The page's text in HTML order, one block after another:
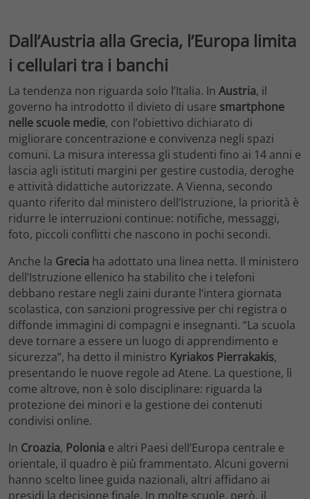
Dall’Austria alla Grecia, l’Europa limita
i cellulari tra i banchi
La tendenza non riguarda solo l’Italia. In Austria, il
governo ha introdotto il divieto di usare smartphone
nelle scuole medie, con l’obiettivo dichiarato di
migliorare concentrazione e convivenza negli spazi
comuni. La misura interessa gli studenti fino ai 14 anni e
lascia agli istituti margini per gestire custodia, deroghe
e attività didattiche autorizzate. A Vienna, secondo
quanto riferito dal ministero dell’Istruzione, la priorità è
ridurre le interruzioni continue: notifiche, messaggi,
foto, piccoli conflitti che nascono in pochi secondi.
Anche la Grecia ha adottato una linea netta. Il ministero
dell’Istruzione ellenico ha stabilito che i telefoni
debbano restare negli zaini durante l’intera giornata
scolastica, con sanzioni progressive per chi registra o
diffonde immagini di compagni e insegnanti. “La scuola
deve tornare a essere un luogo di apprendimento e
sicurezza”, ha detto il ministro Kyriakos Pierrakakis,
presentando le nuove regole ad Atene. La questione, lì
come altrove, non è solo disciplinare: riguarda la
protezione dei minori e la gestione dei contenuti
condivisi online.
In Croazia, Polonia e altri Paesi dell’Europa centrale e
orientale, il quadro è più frammentato. Alcuni governi
hanno scelto linee guida nazionali, altri affidano ai
presidi la decisione finale. In molte scuole, però, il